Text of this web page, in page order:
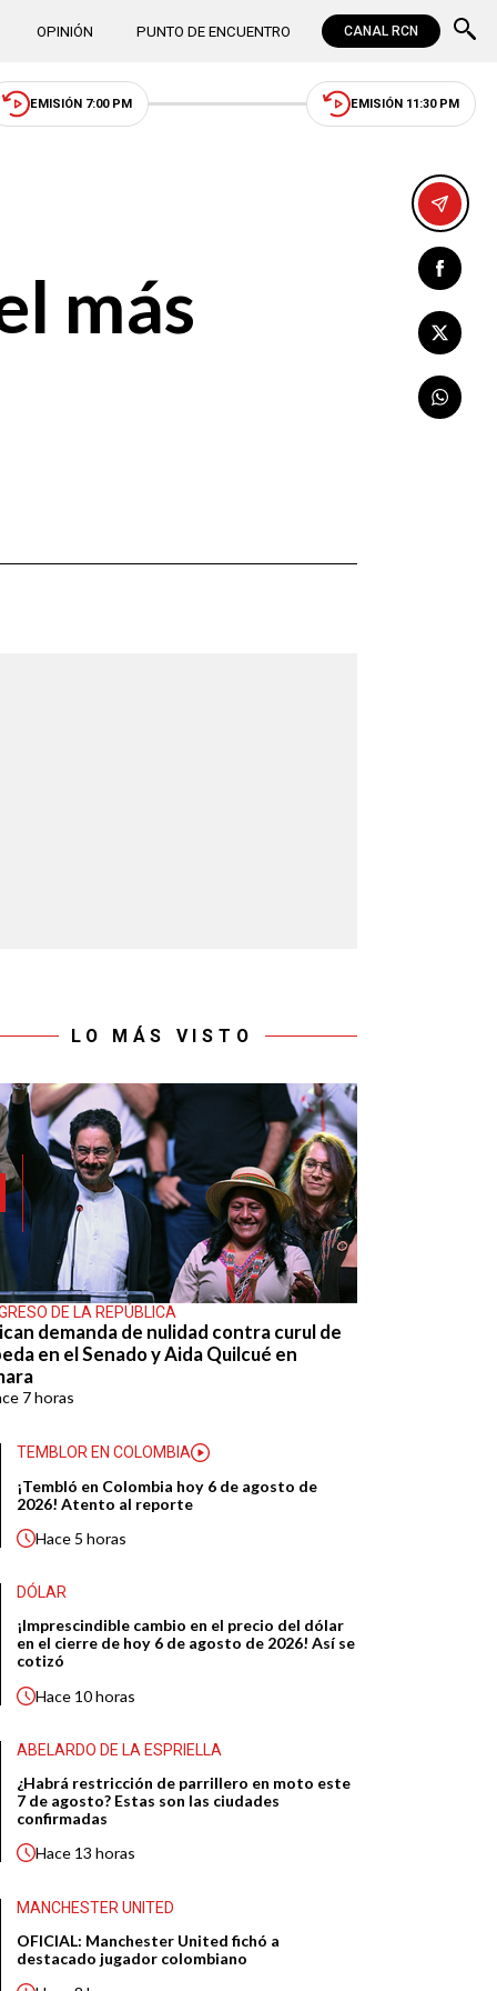
OPINIÓN PUNTO DE ENCUENTRO CANAL RCN
EMISIÓN 7:00 PM EMISIÓN 11:30 PM
más
LO MÁS VISTO
DE LA REPÚBLICA
demanda de nulidad contra curul de
en el Senado y Aida Quilcué en
7 horas
TEMBLOR EN COLOMBIA
¡Tembló en Colombia hoy 6 de agosto de
2026! Atento al reporte
Hace 5 horas
DÓLAR
¡Imprescindible cambio en el precio del dólar
en el cierre de hoy 6 de agosto de 2026! Así se
cotizó
Hace 10 horas
ABELARDO DE LA ESPRIELLA
¿Habrá restricción de parrillero en moto este
7 de agosto? Estas son las ciudades
confirmadas
Hace 13 horas
MANCHESTER UNITED
OFICIAL: Manchester United fichó a
destacado jugador colombiano